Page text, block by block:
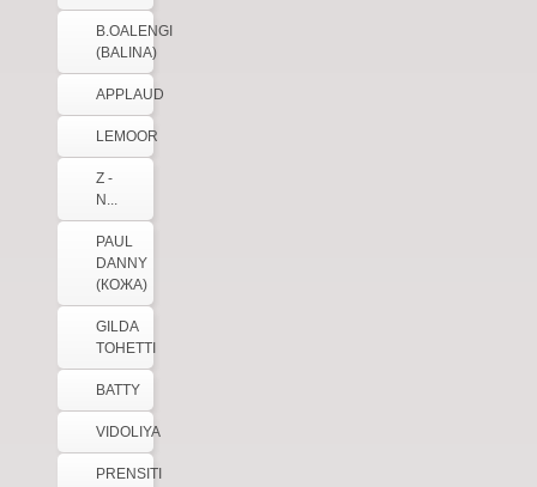
B.OALENGI
(BALINA)
APPLAUD
LEMOOR
Z -
N...
PAUL
DANNY
(КОЖА)
GILDA
TOHETTI
BATTY
VIDOLIYA
PRENSITI